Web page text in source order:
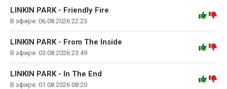
LINKIN PARK - Friendly Fire
В эфире: 06.08.2026 22:23
:
LINKIN PARK - From The Inside
В эфире: 03.08.2026 23:49
:
LINKIN PARK - In The End
В эфире: 01.08.2026 08:20
: